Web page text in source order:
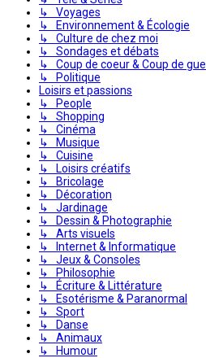
↳ Voyages
↳ Environnement & Écologie
↳ Culture de chez moi
↳ Sondages et débats
↳ Coup de coeur & Coup de
↳ Politique
Loisirs et passions
↳ People
↳ Shopping
↳ Cinéma
↳ Musique
↳ Cuisine
↳ Loisirs créatifs
↳ Bricolage
↳ Décoration
↳ Jardinage
↳ Dessin & Photographie
↳ Arts visuels
↳ Internet & Informatique
↳ Jeux & Consoles
↳ Philosophie
↳ Écriture & Littérature
↳ Esotérisme & Paranormal
↳ Sport
↳ Danse
↳ Animaux
↳ Humour